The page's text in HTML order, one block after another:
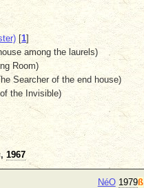
[1]
among the laurels)
Room)
Searcher of the end house)
the Invisible)
, 1967
NéO 1979ß